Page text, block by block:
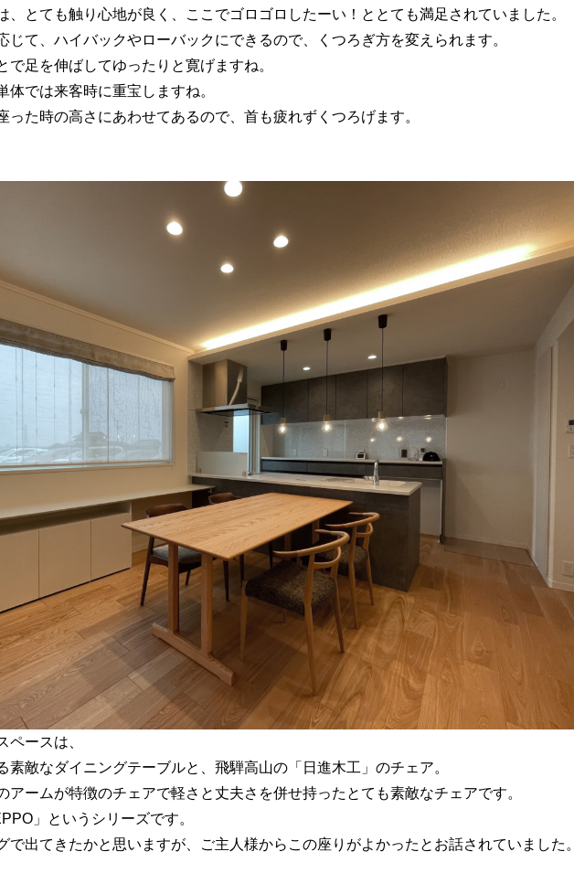
、とても触り心地が良く、ここでゴロゴロしたーい！ととても満足されていました。
じて、ハイバックやローバックにできるので、くつろぎ方を変えられます。
で足を伸ばしてゆったりと寛げますね。
体では来客時に重宝しますね。
った時の高さにあわせてあるので、首も疲れずくつろげます。
ペースは、
素敵なダイニングテーブルと、飛騨高山の「日進木工」のチェア。
アームが特徴のチェアで軽さと丈夫さを併せ持ったとても素敵なチェアです。
」というシリーズです。
で出てきたかと思いますが、ご主人様からこの座りがよかったとお話されていました。